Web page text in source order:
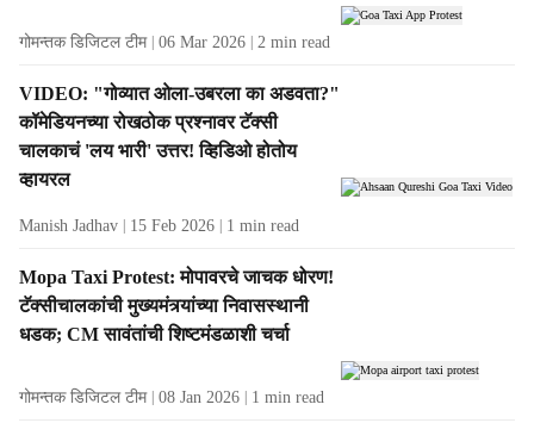
गोमन्तक डिजिटल टीम 06 Mar 2026 2 min read
VIDEO: "गोव्यात ओला-उबरला का अडवता?"
कॉमेडियनच्या रोखठोक प्रश्नावर टॅक्सी
चालकाचं 'लय भारी' उत्तर! व्हिडिओ होतोय
व्हायरल
Manish Jadhav 15 Feb 2026 1 min read
Mopa Taxi Protest: मोपावरचे जाचक धोरण!
टॅक्‍सीचालकांची मुख्‍यमंत्र्यांच्‍या निवासस्‍थानी
धडक; CM सावंतांची शिष्टमंडळाशी चर्चा
गोमन्तक डिजिटल टीम 08 Jan 2026 1 min read